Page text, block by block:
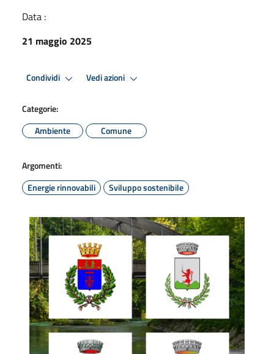
Data :
21 maggio 2025
Condividi Vedi azioni
Categorie:
Ambiente
Comune
Argomenti:
Energie rinnovabili
Sviluppo sostenibile